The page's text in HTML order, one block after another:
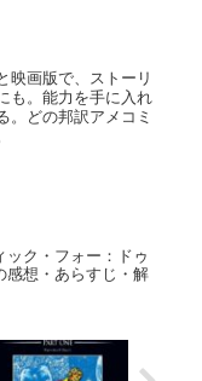
映画版で、ストーリ
も。能力を手に入れ
。どの邦訳アメコミ
ック・フォー：ドゥ
感想・あらすじ・解